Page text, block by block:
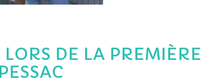
DE LA PREMIÈRE